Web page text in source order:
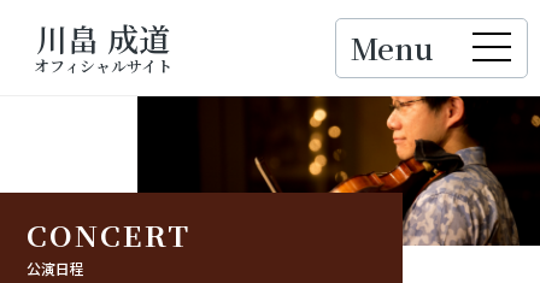
川畠 成道
オフィシャルサイト Menu
Close
CONCERT
公演日程